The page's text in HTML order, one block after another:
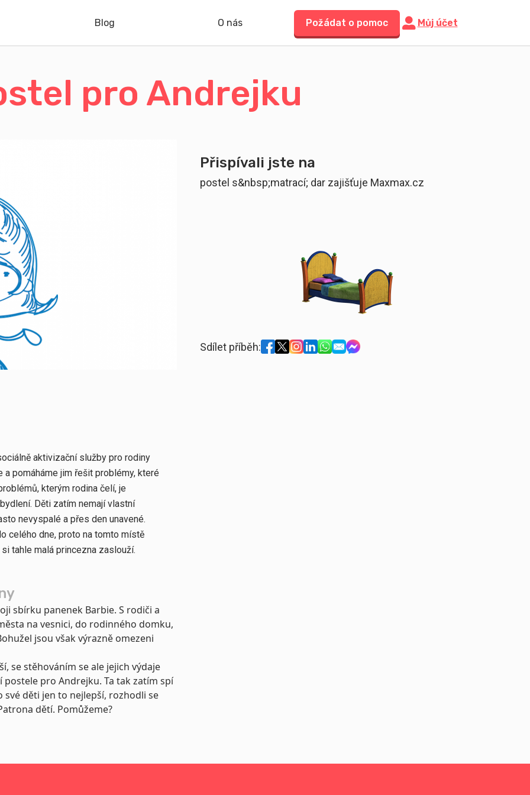
Blog O nás Požádat o pomoc Můj účet
pro Andrejku
aktivizační služby pro rodiny
pomáháme jim řešit problémy, které
kterým rodina čelí, je
Děti zatím nemají vlastní
nevyspalé a přes den unavené.
celého dne, proto na tomto místě
tahle malá princezna zaslouží.
Přispívali jste na
postel s&nbsp;matrací; dar zajišťuje Maxmax.cz
Sdílet příběh:
sbírku panenek Barbie. S rodiči a
na vesnici, do rodinného domku,
jsou však výrazně omezeni
se stěhováním se ale jejich výdaje
postele pro Andrejku. Ta tak zatím spí
děti jen to nejlepší, rozhodli se
dětí. Pomůžeme?